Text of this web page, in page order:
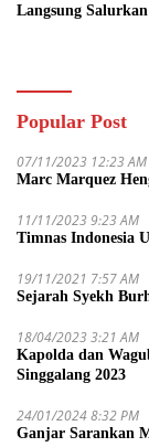
Langsung
Popular Post
07/11/2023 12:23 AM
Marc Marquez
11/11/2023 9:23 AM
Timnas Indonesia
19/11/2021 7:57 AM
Sejarah Syekh
18/04/2023 3:21 AM
Kapolda dan
Singgalang 2023
24/01/2024 8:32 PM
Ganjar Sarankan